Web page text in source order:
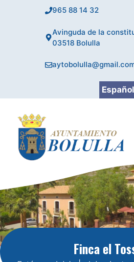
965 88 14 32
Avinguda de la
03518 Bolulla
Español
Finca el